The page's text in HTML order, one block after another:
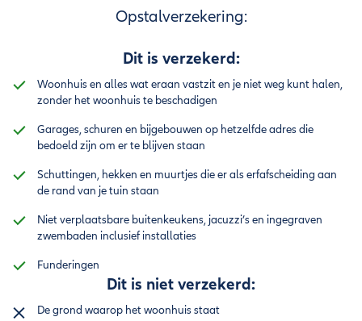
Opstalverzekering:
Dit is verzekerd:
Woonhuis en alles wat eraan vastzit en je niet weg kunt halen,
zonder het woonhuis te beschadigen
Garages, schuren en bijgebouwen op hetzelfde adres die
bedoeld zijn om er te blijven staan
Schuttingen, hekken en muurtjes die er als erfafscheiding aan
de rand van je tuin staan
Niet verplaatsbare buitenkeukens, jacuzzi’s en ingegraven
zwembaden inclusief installaties
Funderingen
Dit is niet verzekerd:
De grond waarop het woonhuis staat